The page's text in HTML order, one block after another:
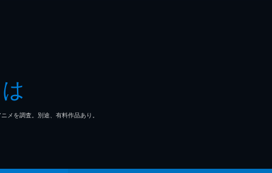
を調査。別途、有料作品あり。